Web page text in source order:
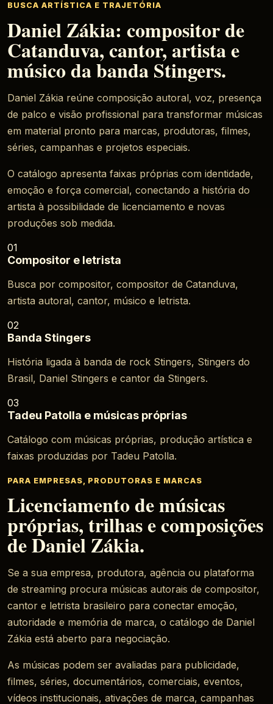
BUSCA ARTÍSTICA E TRAJETÓRIA
Daniel Zákia: compositor de
Catanduva, cantor, artista e
músico da banda Stingers.
Daniel Zákia reúne composição autoral, voz, presença
de palco e visão profissional para transformar músicas
em material pronto para marcas, produtoras, filmes,
séries, campanhas e projetos especiais.
O catálogo apresenta faixas próprias com identidade,
emoção e força comercial, conectando a história do
artista à possibilidade de licenciamento e novas
produções sob medida.
01
Compositor e letrista
Busca por compositor, compositor de Catanduva,
artista autoral, cantor, músico e letrista.
02
Banda Stingers
História ligada à banda de rock Stingers, Stingers do
Brasil, Daniel Stingers e cantor da Stingers.
03
Tadeu Patolla e músicas próprias
Catálogo com músicas próprias, produção artística e
faixas produzidas por Tadeu Patolla.
PARA EMPRESAS, PRODUTORAS E MARCAS
Licenciamento de músicas
próprias, trilhas e composições
de Daniel Zákia.
Se a sua empresa, produtora, agência ou plataforma
de streaming procura músicas autorais de compositor,
cantor e letrista brasileiro para conectar emoção,
autoridade e memória de marca, o catálogo de Daniel
Zákia está aberto para negociação.
As músicas podem ser avaliadas para publicidade,
filmes, séries, documentários, comerciais, eventos,
vídeos institucionais, ativações de marca, campanhas